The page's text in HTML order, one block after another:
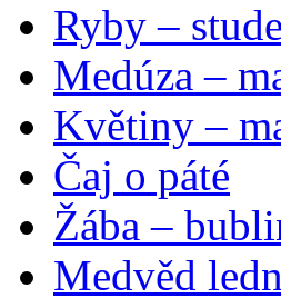
Ryby –
Medúza –
Květiny –
Čaj o páté
Žába –
Medvěd